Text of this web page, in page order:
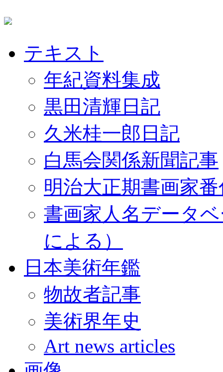
テキスト
年紀資料集成
黒田清輝日記
久米桂一郎日記
白馬会関係新聞記事
明治大正期書画家
書画家人名データ
による）
日本美術年鑑
物故者記事
美術界年史
Art news articles